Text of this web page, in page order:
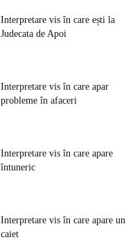
Interpretare vis în care ești la
Judecata de Apoi
Interpretare vis în care apar
probleme în afaceri
Interpretare vis în care apare
întuneric
Interpretare vis în care apare un
caiet